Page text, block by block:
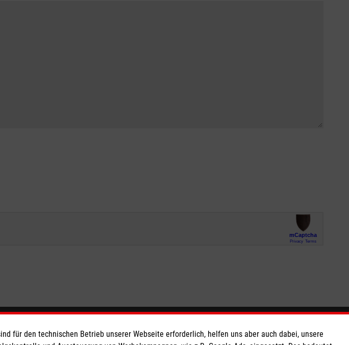
Spendenkonto So finden Sie uns
für den technischen Betrieb unserer Webseite erforderlich, helfen uns aber auch dabei, unsere